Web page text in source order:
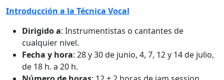
Introducción a la Técnica Vocal
Dirigido a: Instrumentistas o cantantes de
cualquier nivel.
Fecha y hora: 28 y 30 de junio, 4, 7, 12 y 14 de julio,
de 18 h. a 20 h.